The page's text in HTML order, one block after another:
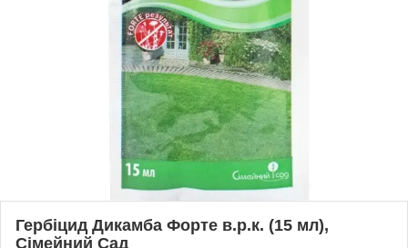
Гербіцид Дикамба Форте в.р.к. (15 мл),
Сімейний Сад